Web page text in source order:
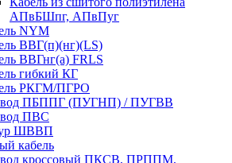
АПвБШпг, АПвПуг
NYM
ВВГ(п)(нг)(LS)
ВВГнг(а) FRLS
гибкий КГ
РКГМ/ПГРО
ПБППГ (ПУГНП) / ПУГВВ
ПВС
ШВВП
кабель
кроссовый ПКСВ, ПРППМ,